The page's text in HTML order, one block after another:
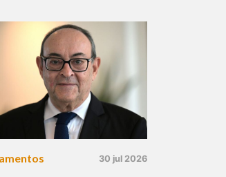
30 jul 2026